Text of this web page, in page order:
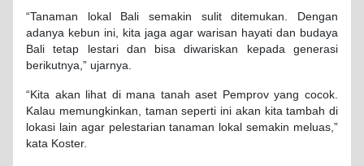
“Tanaman lokal Bali semakin sulit ditemukan. Dengan
adanya kebun ini, kita jaga agar warisan hayati dan budaya
Bali tetap lestari dan bisa diwariskan kepada generasi
berikutnya,” ujarnya.
“Kita akan lihat di mana tanah aset Pemprov yang cocok.
Kalau memungkinkan, taman seperti ini akan kita tambah di
lokasi lain agar pelestarian tanaman lokal semakin meluas,”
kata Koster.